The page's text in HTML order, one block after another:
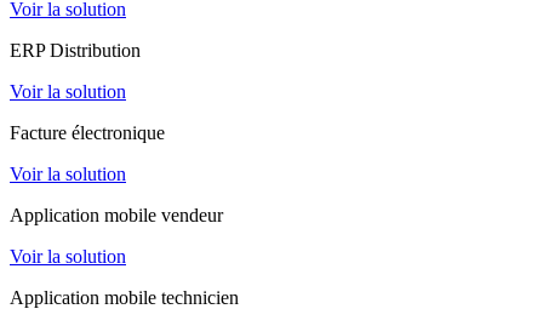
Voir la solution
ERP Distribution
Voir la solution
Facture électronique
Voir la solution
Application mobile vendeur
Voir la solution
Application mobile technicien